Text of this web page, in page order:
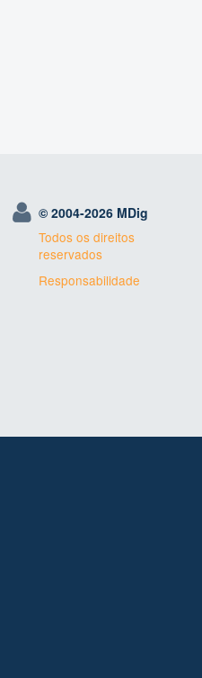
© 2004-2026 MDig
Todos os direitos
reservados
Responsabilidade